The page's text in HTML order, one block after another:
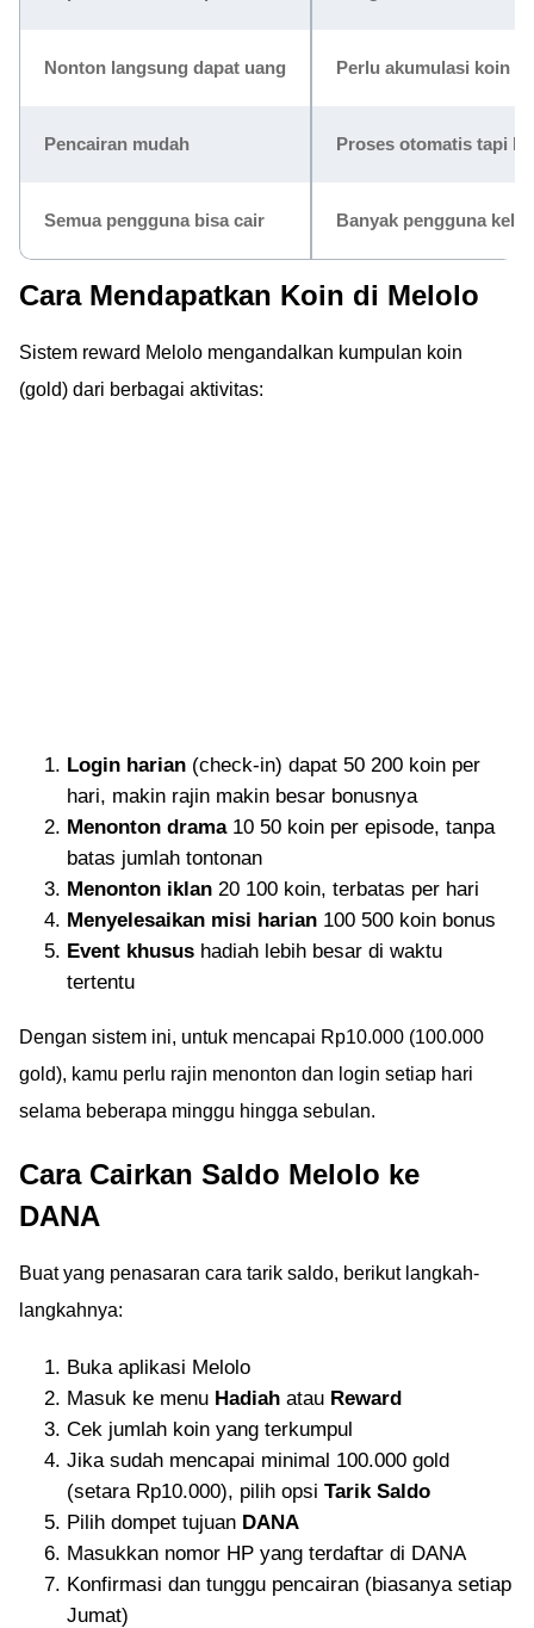
Nonton langsung dapat uang Perlu akumulasi koin
Pencairan mudah Proses otomatis tapi
Semua pengguna bisa cair Banyak pengguna
Cara Mendapatkan Koin di Melolo
Sistem reward Melolo mengandalkan kumpulan koin
(gold) dari berbagai aktivitas:
Login harian (check-in) dapat 50 200 koin per
hari, makin rajin makin besar bonusnya
Menonton drama10 50 koin per episode, tanpa
batas jumlah tontonan
Menonton iklan 20 100 koin, terbatas per hari
Menyelesaikan misi harian 100 500 koin bonus
Event khusus hadiah lebih besar di waktu
tertentu
Dengan sistem ini, untuk mencapai Rp10.000 (100.000
gold), kamu perlu rajin menonton dan login setiap hari
selama beberapa minggu hingga sebulan.
Cara Cairkan Saldo Melolo ke
DANA
Buat yang penasaran cara tarik saldo, berikut langkah-
langkahnya:
Buka aplikasi Melolo
Masuk ke menu Hadiah atau Reward
Cek jumlah koin yang terkumpul
Jika sudah mencapai minimal 100.000 gold
(setara Rp10.000), pilih opsi Tarik Saldo
Pilih dompet tujuan DANA
Masukkan nomor HP yang terdaftar di DANA
Konfirmasi dan tunggu pencairan (biasanya setiap
Jumat)